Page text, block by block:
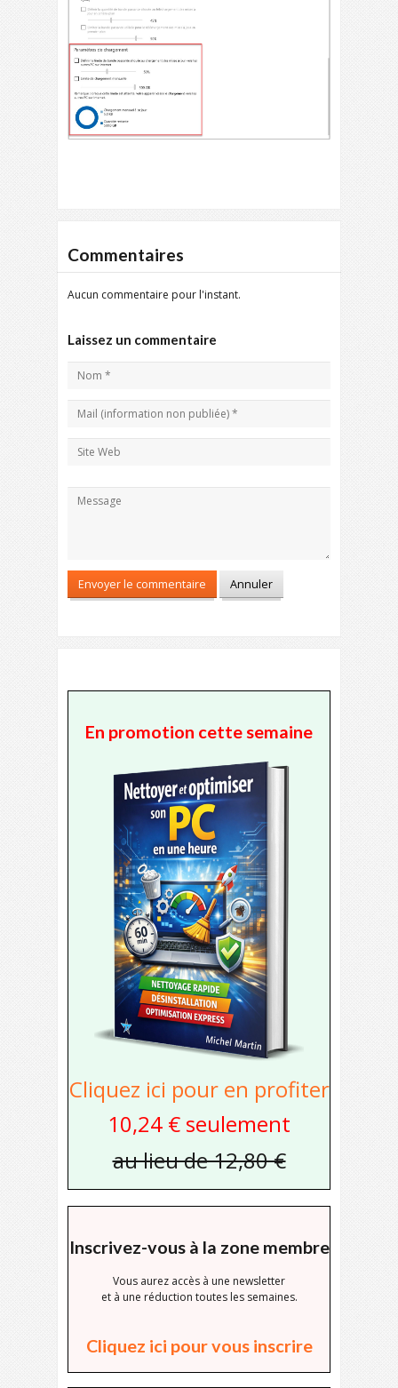
Commentaires
Aucun commentaire pour l'instant.
Laissez un commentaire
En promotion cette semaine
Cliquez ici pour en profiter
10,24 € seulement
au lieu de 12,80 €
Inscrivez-vous à la zone membre
Vous aurez accès à une newsletter
et à une réduction toutes les semaines.
Cliquez ici pour vous inscrire